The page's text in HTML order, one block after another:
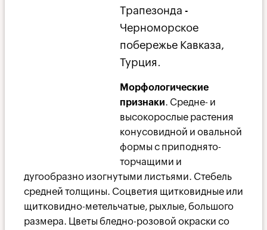
Трапезонда -
Черноморское
побережье Кавказа,
Турция.
Морфологические
признаки. Средне- и
высокорослые растения
конусовидной и овальной
формы с приподнято-
торчащими и
дугообразно изогнутыми листьями. Стебель
средней толщины. Соцветия щитковидные или
щитковидно-метельчатые, рыхлые, большого
размера. Цветы бледно-розовой окраски со